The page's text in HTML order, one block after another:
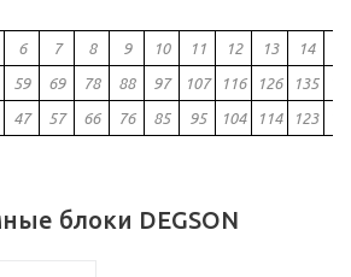
6 7 8 9 10 11 12 13 14
59 69 78 88 97 107 116 126 135
47 57 66 76 85 95 104 114 123
блоки DEGSON